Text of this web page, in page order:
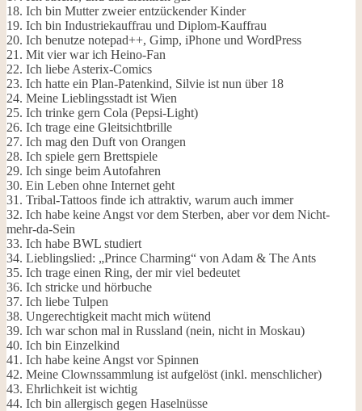
18. Ich bin Mutter zweier entzückender Kinder
19. Ich bin Industriekauffrau und Diplom-Kauffrau
20. Ich benutze notepad++, Gimp, iPhone und WordPress
21. Mit vier war ich Heino-Fan
22. Ich liebe Asterix-Comics
23. Ich hatte ein Plan-Patenkind, Silvie ist nun über 18
24. Meine Lieblingsstadt ist Wien
25. Ich trinke gern Cola (Pepsi-Light)
26. Ich trage eine Gleitsichtbrille
27. Ich mag den Duft von Orangen
28. Ich spiele gern Brettspiele
29. Ich singe beim Autofahren
30. Ein Leben ohne Internet geht
31. Tribal-Tattoos finde ich attraktiv, warum auch immer
32. Ich habe keine Angst vor dem Sterben, aber vor dem Nicht-
mehr-da-Sein
33. Ich habe BWL studiert
34. Lieblingslied: „Prince Charming“ von Adam & The Ants
35. Ich trage einen Ring, der mir viel bedeutet
36. Ich stricke und hörbuche
37. Ich liebe Tulpen
38. Ungerechtigkeit macht mich wütend
39. Ich war schon mal in Russland (nein, nicht in Moskau)
40. Ich bin Einzelkind
41. Ich habe keine Angst vor Spinnen
42. Meine Clownssammlung ist aufgelöst (inkl. menschlicher)
43. Ehrlichkeit ist wichtig
44. Ich bin allergisch gegen Haselnüsse